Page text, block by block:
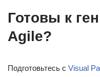
Готовы к
Agile?
Подготовьтесь с Visual